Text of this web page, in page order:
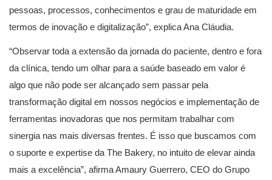
pessoas, processos, conhecimentos e grau de maturidade em
termos de inovação e digitalização”, explica Ana Cláudia.
“Observar toda a extensão da jornada do paciente, dentro e fora
da clínica, tendo um olhar para a saúde baseado em valor é
algo que não pode ser alcançado sem passar pela
transformação digital em nossos negócios e implementação de
ferramentas inovadoras que nos permitam trabalhar com
sinergia nas mais diversas frentes. É isso que buscamos com
o suporte e expertise da The Bakery, no intuito de elevar ainda
mais a excelência”, afirma Amaury Guerrero, CEO do Grupo